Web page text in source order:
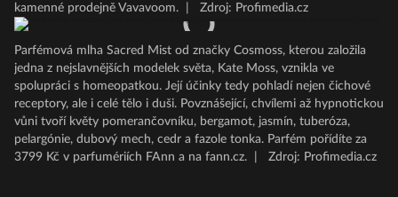
kamenné prodejně Vavavoom.
Zdroj: Profimedia.cz
Parfémová mlha Sacred Mist od značky Cosmoss, kterou založila
jedna z nejslavnějších modelek světa, Kate Moss, vznikla ve
spolupráci s homeopatkou. Její účinky tedy pohladí nejen čichové
receptory, ale i celé tělo i duši. Povznášející, chvílemi až hypnotickou
vůni tvoří květy pomerančovníku, bergamot, jasmín, tuberóza,
pelargónie, dubový mech, cedr a fazole tonka. Parfém pořídíte za
3799 Kč v parfumériích FAnn a na fann.cz.
Zdroj: Profimedia.cz